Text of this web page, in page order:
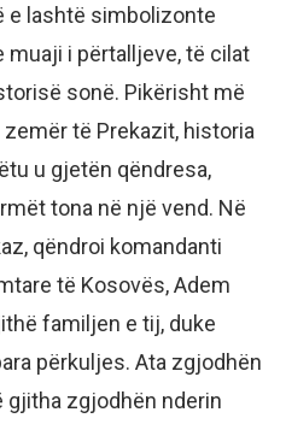
e lashtë simbolizonte
i përtalljeve, të cilat
sonë. Pikërisht më
zemër të Prekazit, historia
u gjetën qëndresa,
tona në një vend. Në
qëndroi komandanti
të Kosovës, Adem
familjen e tij, duke
përkuljes. Ata zgjodhën
gjitha zgjodhën nderin